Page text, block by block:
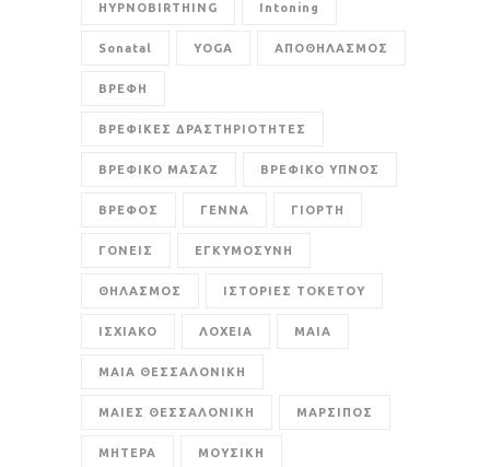
HYPNOBIRTHING Intoning
Sonatal YOGA ΑΠΟΘΗΛΑΣΜΟΣ
ΒΡΕΦΗ
ΒΡΕΦΙΚΕΣ ΔΡΑΣΤΗΡΙΟΤΗΤΕΣ
ΒΡΕΦΙΚΟ ΜΑΣΑΖ ΒΡΕΦΙΚΟ ΥΠΝΟΣ
ΒΡΕΦΟΣ ΓΕΝΝΑ ΓΙΟΡΤΗ
ΓΟΝΕΙΣ ΕΓΚΥΜΟΣΥΝΗ
ΘΗΛΑΣΜΟΣ ΙΣΤΟΡΙΕΣ ΤΟΚΕΤΟΥ
ΙΣΧΙΑΚΟ ΛΟΧΕΙΑ ΜΑΙΑ
ΜΑΙΑ ΘΕΣΣΑΛΟΝΙΚΗ
ΜΑΙΕΣ ΘΕΣΣΑΛΟΝΙΚΗ ΜΑΡΣΙΠΟΣ
ΜΗΤΕΡΑ ΜΟΥΣΙΚΗ